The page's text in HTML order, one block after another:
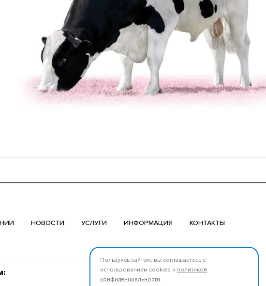
НОВОСТИ УСЛУГИ ИНФОРМАЦИЯ КОНТАКТЫ
Мы в соцсетях:
Пользуясь сайтом, вы соглашаетесь с
использованием cookies и политикой
конфиденциальности.